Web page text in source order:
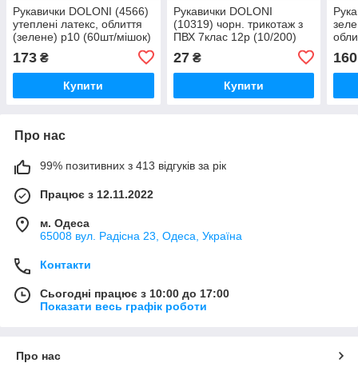
Рукавички DOLONI (4566)
утеплені латекс, облиття
(зелене) р10 (60шт/мішок)
173 ₴
Купити
Рукавички DOLONI
(10319) чорн. трикотаж з
ПВХ 7клас 12р (10/200)
27₴
Купити
160
Про нас
99% позитивних з 413 відгуків за рік
Працює з 12.11.2022
м. Одеса
65008 вул. Радісна 23, Одеса, Україна
Контакти
Сьогодні працює з 10:00 до 17:00
Показати весь графік роботи
Про нас